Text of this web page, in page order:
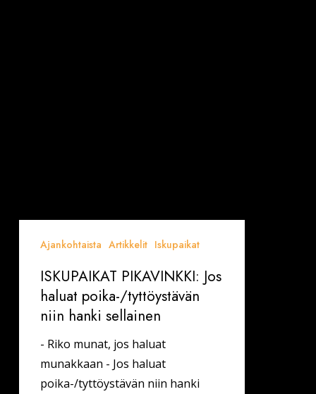
Ajankohtaista Artikkelit Iskupaikat
ISKUPAIKAT PIKAVINKKI: Jos
haluat poika-/tyttöystävän
niin hanki sellainen
- Riko munat, jos haluat
munakkaan - Jos haluat
poika-/tyttöystävän niin hanki